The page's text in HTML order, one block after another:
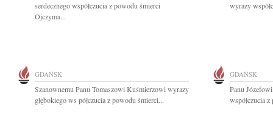
serdecznego współczucia z powodu śmierci
Ojczyma...
wyrazy
GDAŃSK
Szanownemu Panu Tomaszowi Kuśmierzowi wyrazy
głębokiego ws półczucia z powodu śmierci...
GDAŃSK
Panu
współczucia